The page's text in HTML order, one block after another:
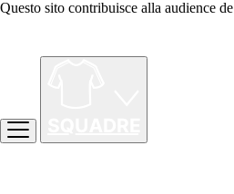
Questo sito contribuisce alla audience de